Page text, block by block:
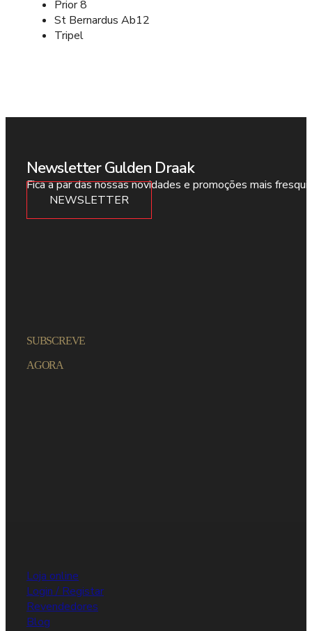
Prior 8
St Bernardus Ab12
Tripel
Newsletter Gulden Draak
Fica a par das nossas novidades e promoções mais
NEWSLETTER
SUBSCREVE
AGORA
Loja online
Login / Registar
Revendedores
Blog